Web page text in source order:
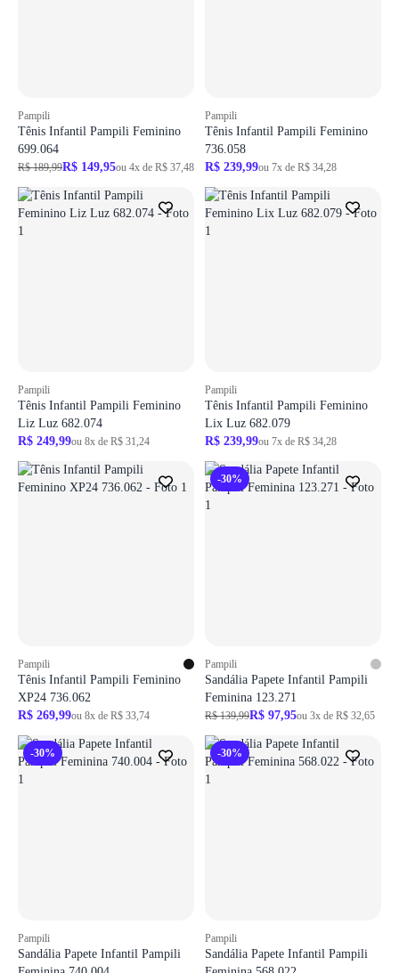
Pampili
Tênis Infantil Pampili Feminino
699.064
R$ 189,99R$ 149,95ou 4x de R$ 37,48
Pampili
Tênis Infantil Pampili Feminino
736.058
R$ 239,99ou 7x de R$ 34,28
Pampili
Tênis Infantil Pampili Feminino
Liz Luz 682.074
R$ 249,99ou 8x de R$ 31,24
Pampili
Tênis Infantil Pampili Feminino
Lix Luz 682.079
R$ 239,99ou 7x de R$ 34,28
Pampili
Tênis Infantil Pampili Feminino
XP24 736.062
R$ 269,99ou 8x de R$ 33,74
-30%
Pampili
Sandália Papete Infantil Pampili
Feminina 123.271
R$ 139,99R$ 97,95ou 3x de R$ 32,65
-30%
Pampili
Sandália Papete Infantil Pampili
-30%
Pampili
Sandália Papete Infantil Pampili